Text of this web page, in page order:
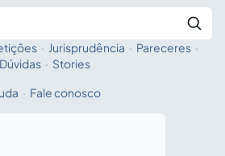
Fale com a IA
· Jurisprudência · Pareceres ·
Dúvidas · Stories
· Fale conosco